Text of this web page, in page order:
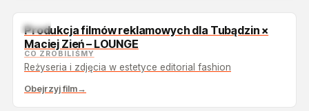
TOP
Produkcja filmów reklamowych dla Tubądzin ×
Maciej Zień – LOUNGE
CO ZROBILIŚMY
Reżyseria i zdjęcia w estetyce editorial fashion
Obejrzyj film→